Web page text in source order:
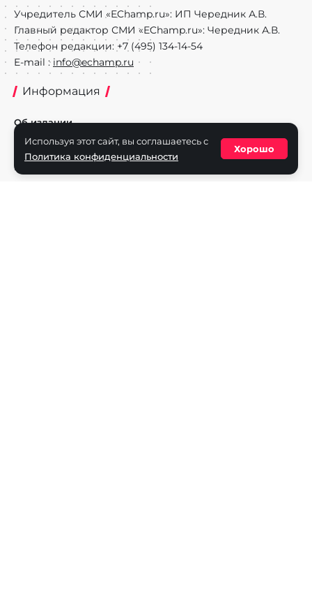
Учредитель СМИ «EChamp.ru»: ИП Чередник А.В.
Главный редактор СМИ «EChamp.ru»: Чередник А.В.
Телефон редакции: +7 (495) 134-14-54
E-mail : info@echamp.ru
Информация
Об издании
Реклама на портале
Политика конфиденциальности
Используя этот сайт, вы соглашаетесь с
Политика конфиденциальности
Хорошо